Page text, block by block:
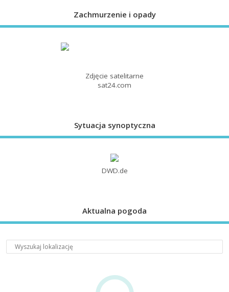
Zachmurzenie i opady
Zdjęcie satelitarne
sat24.com
Sytuacja synoptyczna
DWD.de
Aktualna pogoda